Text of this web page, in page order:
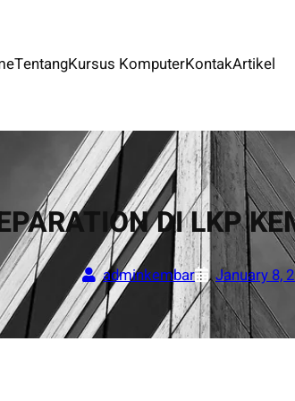
TentangKursus KomputerKontakArtikel
DI LKP
adminkembar January 8,